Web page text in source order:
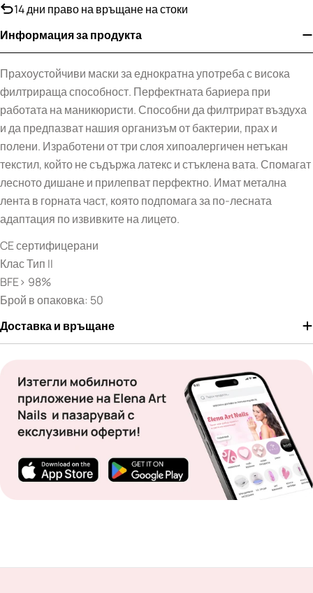
14 дни право на връщане на стоки
Информация за продукта
Прахоустойчиви маски за еднократна употреба с висока
филтрираща способност. Перфектната бариера при
работата на маникюристи. Способни да филтрират въздуха
и да предпазват нашия организъм от бактерии, прах и
полени. Изработени от три слоя хипоалергичен нетъкан
текстил, който не съдържа латекс и стъклена вата. Спомагат
лесното дишане и прилепват перфектно. Имат метална
лента в горната чaст, която подпомага за по-лесната
адаптация по извивките на лицето.
CE сертифицерани
Клас Тип II
BFE> 98%
Брой в опаковка: 50
Доставка и връщане